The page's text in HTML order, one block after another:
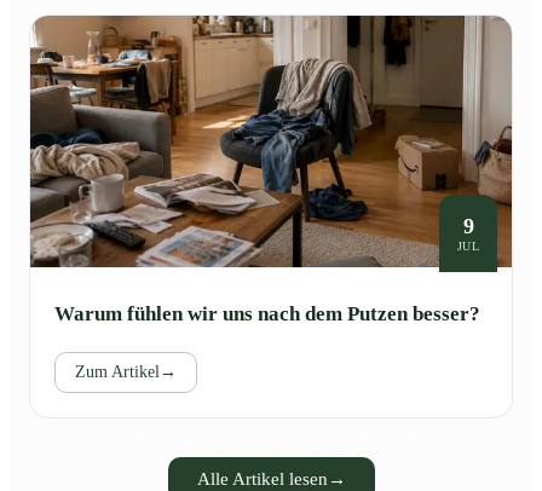
9
JUL
Warum fühlen wir uns nach dem Putzen besser?
Zum Artikel→
Alle Artikel lesen →